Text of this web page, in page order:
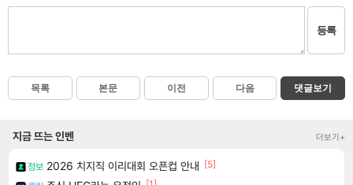
등록
목록 본문 이전 다음 댓글보기
지금 뜨는 인벤 더보기+
정보 2026 치지직 이리대회 오픈컵 안내 [5]